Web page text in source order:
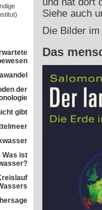
der
gibt
Was ist
Siehe auch
Die Bilder
Das